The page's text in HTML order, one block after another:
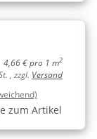
4,66 € pro 1 m2
, zzgl. Versand
zum Artikel